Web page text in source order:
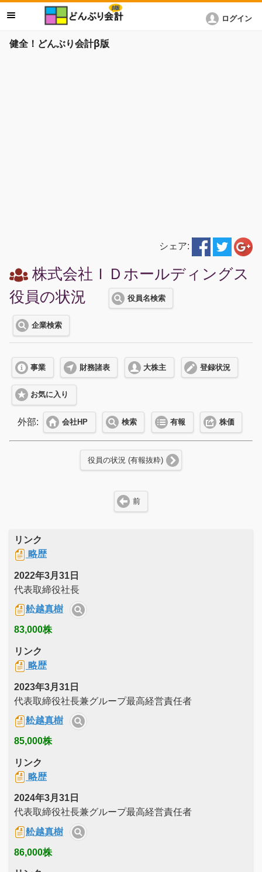
健全！どんぶり会計β版
ログイン
シェア:
株式会社ＩＤホールディングス
役員の状況
役員名検索
企業検索
事業 財務諸表 大株主 登録状況
お気に入り
外部: 会社HP 検索 有報 株価
役員の状況 (有報抜粋)
前
リンク
略歴
2022年3月31日
代表取締役社長
舩越真樹
83,000株
リンク
略歴
2023年3月31日
代表取締役社長兼グループ最高経営責任者
舩越真樹
85,000株
リンク
略歴
2024年3月31日
代表取締役社長兼グループ最高経営責任者
舩越真樹
86,000株